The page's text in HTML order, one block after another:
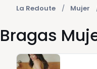
La Redoute Mujer
Bragas